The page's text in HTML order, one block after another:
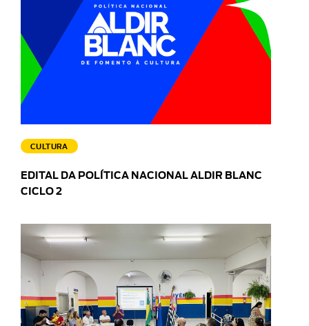
CULTURA
EDITAL DA POLÍTICA NACIONAL ALDIR BLANC
CICLO 2